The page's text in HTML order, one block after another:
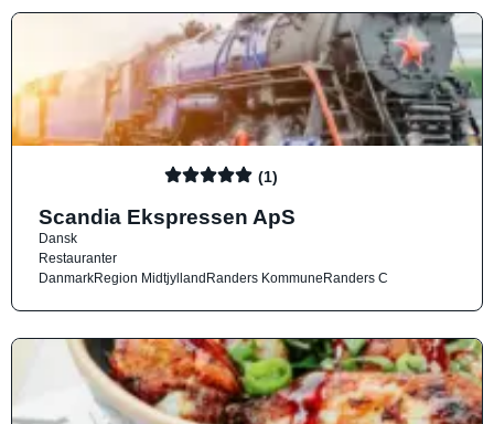
(1)
Scandia Ekspressen ApS
Dansk
Restauranter
DanmarkRegion MidtjyllandRanders KommuneRanders C